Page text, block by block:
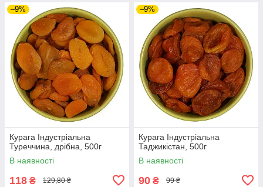
–9%
Курага Індустріальна
Туреччина, дрібна, 500г
В наявності
118 ₴ 129,80 ₴
–9%
Курага Індустріальна
Таджикістан, 500г
В наявності
90 ₴ 99 ₴